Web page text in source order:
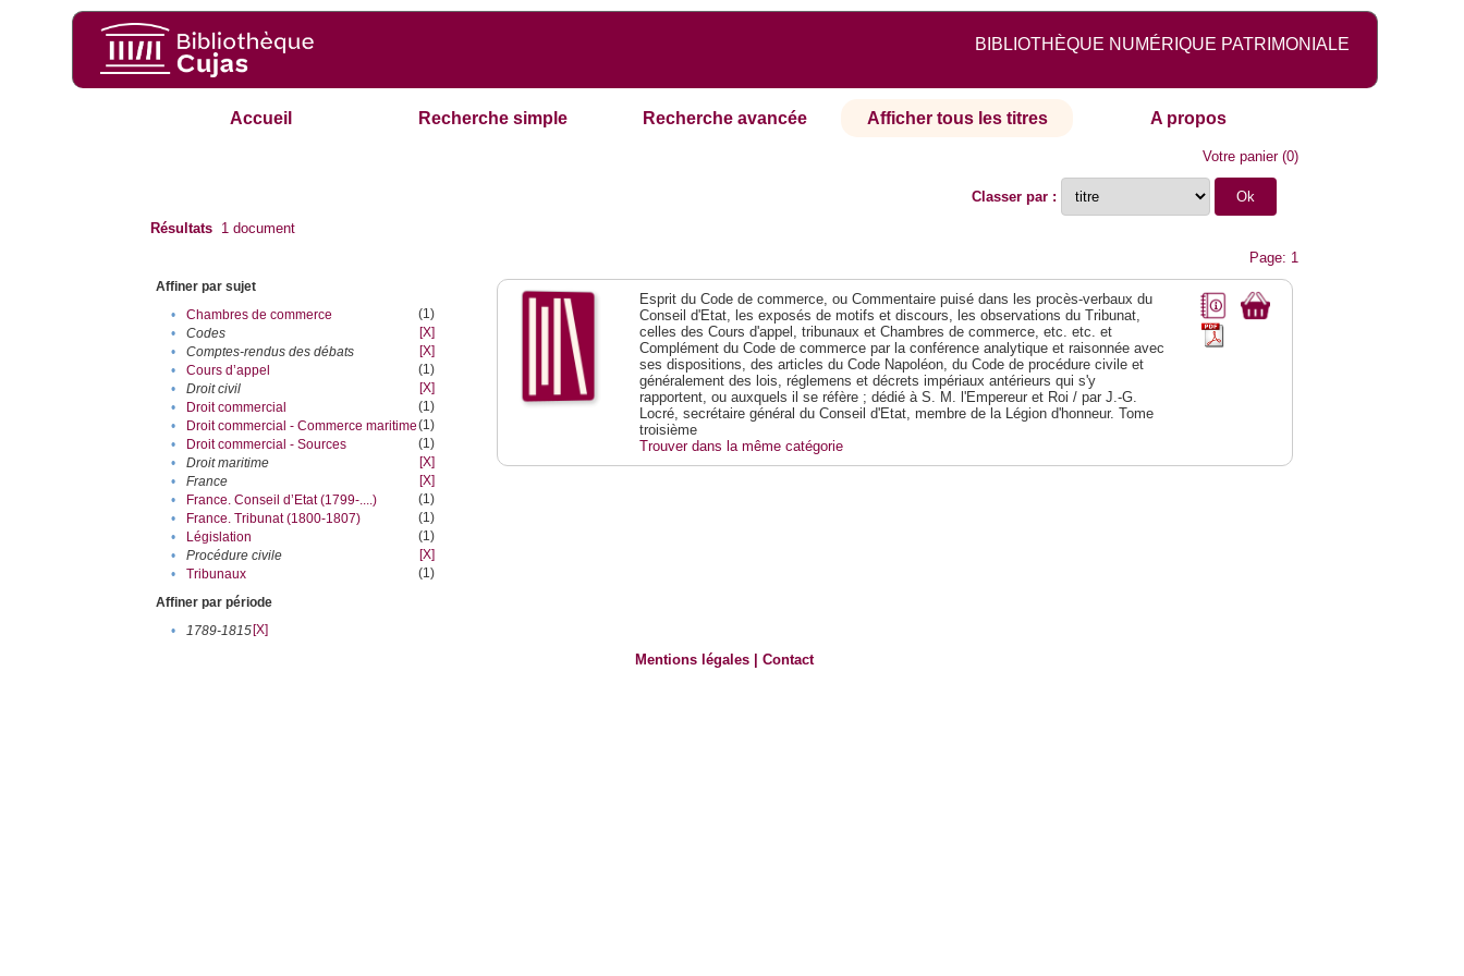
BIBLIOTHÈQUE NUMÉRIQUE PATRIMONIALE
Accueil Recherche simple Recherche avancée Afficher tous les titres A propos
Votre panier(0)
Classer par :
Résultats 1 document
Page: 1
Affiner par sujet
•
Chambres de commerce
(1)
•
Codes
[X]
•
Comptes-rendus des débats
[X]
•
Cours d’appel
(1)
•
Droit civil
[X]
•
Droit commercial
(1)
•
Droit commercial - Commerce maritime(1)
•
Droit commercial - Sources
(1)
•
Droit maritime
[X]
•
France
[X]
•
France. Conseil d’Etat (1799-....)
(1)
•
France. Tribunat (1800-1807)
(1)
•
Législation
(1)
•
Procédure civile
[X]
•
Tribunaux
(1)
Affiner par période
•
1789-1815[X]
Esprit du Code de commerce, ou Commentaire puisé dans les procès-verbaux du
Conseil d'Etat, les exposés de motifs et discours, les observations du Tribunat,
celles des Cours d'appel, tribunaux et Chambres de commerce, etc. etc. et
Complément du Code de commerce par la conférence analytique et raisonnée avec
ses dispositions, des articles du Code Napoléon, du Code de procédure civile et
généralement des lois, réglemens et décrets impériaux antérieurs qui s'y
rapportent, ou auxquels il se réfère ; dédié à S. M. l'Empereur et Roi / par J.-G.
Locré, secrétaire général du Conseil d'Etat, membre de la Légion d'honneur. Tome
troisième
Trouver dans la même catégorie
Mentions légales |Contact